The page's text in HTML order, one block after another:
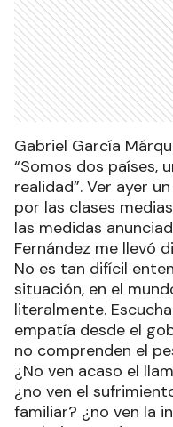
Gabriel García
“Somos dos países,
realidad”. Ver ayer
por las clases
las medidas
Fernández me llevó
No es tan difícil
situación, en el
literalmente.
empatía desde el
no comprenden el
¿No ven acaso el
¿no ven el
familiar? ¿no ven la